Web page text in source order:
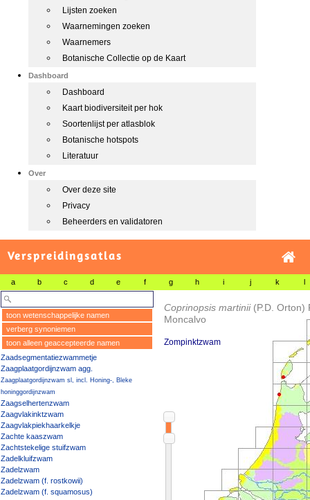
Lijsten zoeken
Waarnemingen zoeken
Waarnemers
Botanische Collectie op de Kaart
Dashboard
Dashboard
Kaart biodiversiteit per hok
Soortenlijst per atlasblok
Botanische hotspots
Literatuur
Over
Over deze site
Privacy
Beheerders en validatoren
Verspreidingsatlas
a b c d e f g h i j k l
toon wetenschappelijke namen
verberg synoniemen
toon alleen geaccepteerde namen
Zaadsegmentatiezwammetje
Zaagplaatgordijnzwam agg.
Zaagplaatgordijnzwam sl, incl. Honing-, Bleke
honinggordijnzwam
Zaagselhertenzwam
Zaagvlakinktzwam
Zaagvlakpiekhaarkelkje
Zachte kaaszwam
Zachtstekelige stuifzwam
Zadelkluifzwam
Zadelzwam
Zadelzwam (f. rostkowii)
Zadelzwam (f. squamosus)
Coprinopsis martinii (P.D. Orton)
Moncalvo
Zompinktzwam